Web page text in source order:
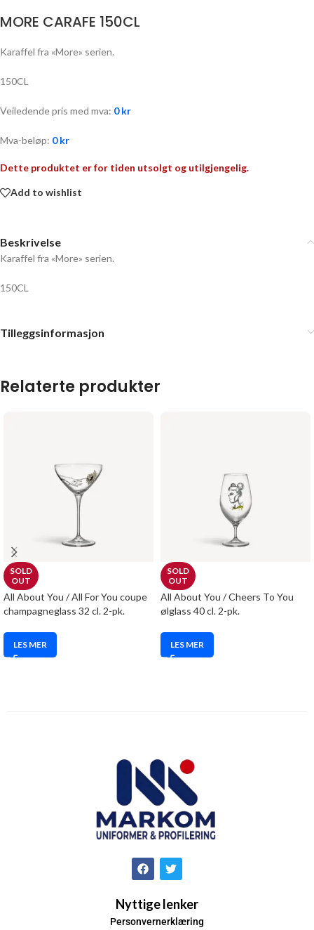
MORE CARAFE 150CL
Karaffel fra «More» serien.
150CL
Veiledende pris med mva: 0kr
Mva-beløp: 0kr
Dette produktet er for tiden utsolgt og utilgjengelig.
Add to wishlist
Beskrivelse
Karaffel fra «More» serien.
150CL
Tilleggsinformasjon
Relaterte produkter
SOLD
OUT
All About You / All For You coupe
champagneglass 32 cl. 2-pk.
LES MER
SOLD
OUT
All About You / Cheers To You
ølglass 40 cl. 2-pk.
LES MER
Nyttige lenker
Personvernerklæring